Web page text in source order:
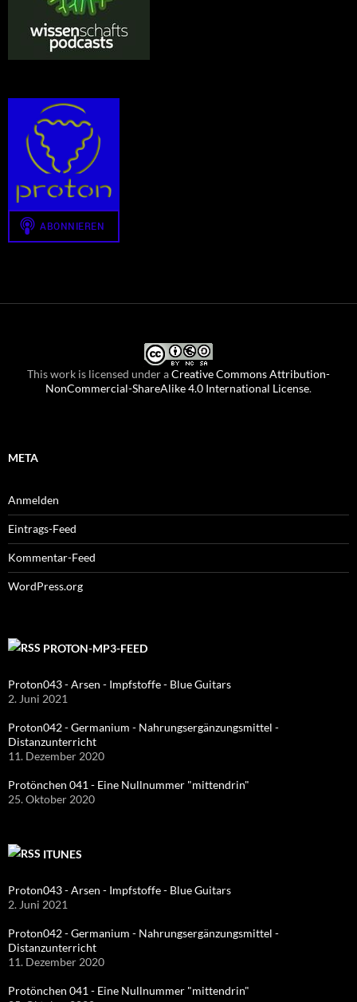
This work is licensed under aCreative Commons Attribution-
NonCommercial-ShareAlike 4.0 International License.
META
Anmelden
Eintrags-Feed
Kommentar-Feed
WordPress.org
PROTON-MP3-FEED
Proton043 - Arsen - Impfstoffe - Blue Guitars
2. Juni 2021
Proton042 - Germanium - Nahrungsergänzungsmittel -
Distanzunterricht
11. Dezember 2020
Protönchen 041 - Eine Nullnummer "mittendrin"
25. Oktober 2020
ITUNES
Proton043 - Arsen - Impfstoffe - Blue Guitars
2. Juni 2021
Proton042 - Germanium - Nahrungsergänzungsmittel -
Distanzunterricht
11. Dezember 2020
Protönchen 041 - Eine Nullnummer "mittendrin"